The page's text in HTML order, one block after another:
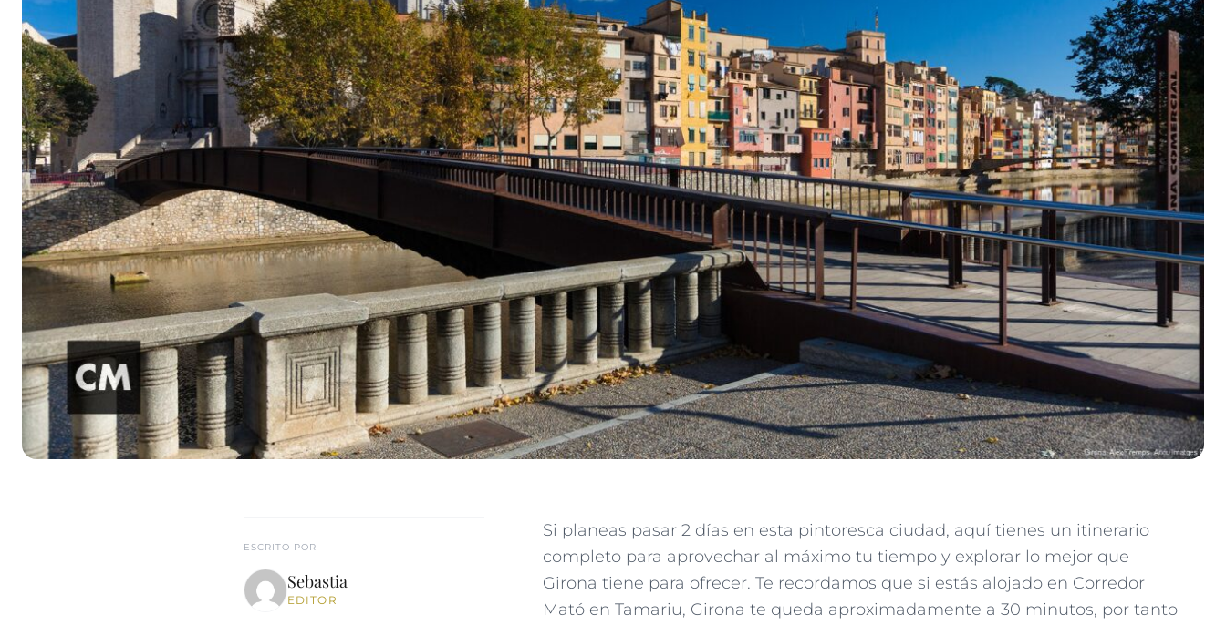
ESCRITO POR
Sebastia
EDITOR
Si planeas pasar 2 días en esta pintoresca ciudad, aquí tienes un itinerario
completo para aprovechar al máximo tu tiempo y explorar lo mejor que
Girona tiene para ofrecer. Te recordamos que si estás alojado en Corredor
Mató en Tamariu, Girona te queda aproximadamente a 30 minutos, por tanto